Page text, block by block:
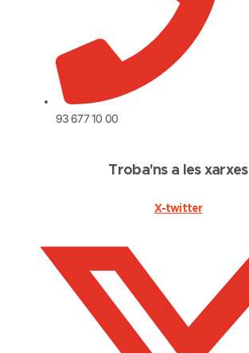
93 677 10 00
Troba'ns a les xarxes
X-twitter